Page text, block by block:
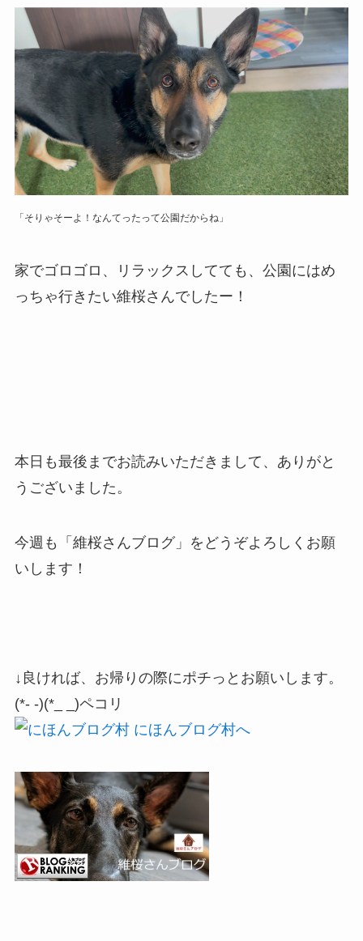
「そりゃそーよ！なんてったって公園だからね」
家でゴロゴロ、リラックスしてても、公園にはめ
っちゃ行きたい維桜さんでしたー！
本日も最後までお読みいただきまして、ありがと
うございました。
今週も「維桜さんブログ」をどうぞよろしくお願
いします！
↓良ければ、お帰りの際にポチっとお願いします。
(*- -)(*_ _)ペコリ